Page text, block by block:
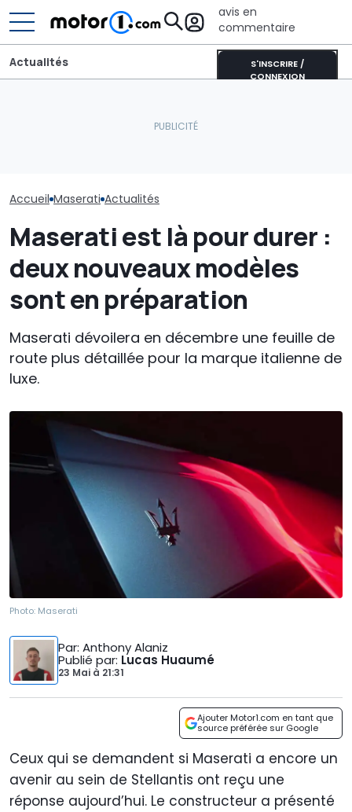
avis en
commentaire
S'INSCRIRE /
CONNEXION
Actualités
Accueil Maserati Actualités
Maserati est là pour durer :
deux nouveaux modèles
sont en préparation
Maserati dévoilera en décembre une feuille de
route plus détaillée pour la marque italienne de
luxe.
Photo: Maserati
Par: Anthony Alaniz
Publié par: Lucas Huaumé
23 Mai à 21:31
Ajouter Motor1.com en tant que
source préférée sur Google
Ceux qui se demandent si Maserati a encore un
avenir au sein de Stellantis ont reçu une
réponse aujourd’hui. Le constructeur a présenté